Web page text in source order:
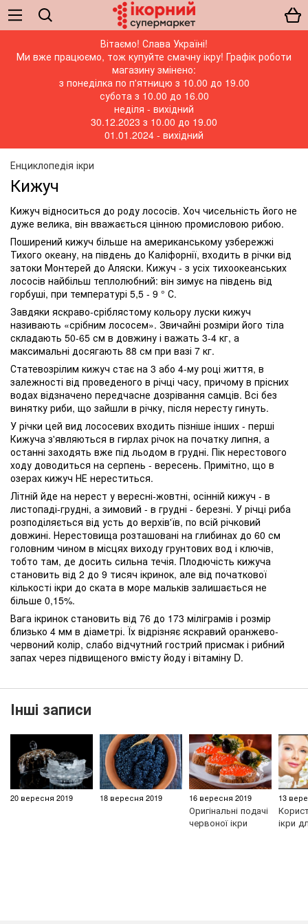
Вітаємо! Слава Україні!
Ми вже працюємо, тож купуйте смачну ікру! Графік роботи
магазину змінено:
з понеділка по п'ятницю з 10.00 до 19.00
субота з 10.00 до 16.00
неділя - вихідний
30.12.2023 з 10.00 до 19.00
01.01.2024 - вихідний
Енциклопедія ікри
Кижуч
Кижуч відноситься до роду лососів. Хоч чисельність його не
дуже велика, він вважається цінною промисловою рибою.
Поширений кижуч більше на американському узбережжі
Тихого океану, на південь до Каліфорнії, входить в річки від
затоки Монтерей до Аляски. Кижуч - з усіх тихоокеанських
лососів найбільш теплолюбний: він зимує на південь від
горбуші, при температурі 5,5 - 9 ° С.
Завдяки яскраво-сріблястому кольору луски кижуч
називають «срібним лососем». Звичайні розміри його тіла
складають 50-65 см в довжину і важать 3-4 кг, а
максимальні досягають 88 см при вазі 7 кг.
Статевозрілим кижуч стає на 3 або 4-му році життя, в
залежності від проведеного в річці часу, причому в прісних
водах відзначено передчасне дозрівання самців. Всі без
винятку риби, що зайшли в річку, після нересту гинуть.
У річки цей вид лососевих входить пізніше інших - перші
Кижуча з'являються в гирлах річок на початку липня, а
останні заходять вже під льодом в грудні. Пік нерестового
ходу доводиться на серпень - вересень. Примітно, що в
озерах кижуч НЕ нереститься.
Літній йде на нерест у вересні-жовтні, осінній кижуч - в
листопаді-грудні, а зимовий - в грудні - березні. У річці риба
розподіляється від усть до верхів'їв, по всій річковий
довжині. Нерестовища розташовані на глибинах до 60 см
головним чином в місцях виходу грунтових вод і ключів,
тобто там, де досить сильна течія. Плодючість кижуча
становить від 2 до 9 тисяч ікринок, але від початкової
кількості ікри до ската в море мальків залишається не
більше 0,15%.
Вага ікринок становить від 76 до 173 міліграмів і розмір
близько 4 мм в діаметрі. Їх відрізняє яскравий оранжево-
червоний колір, слабо відчутний гострий присмак і рибний
запах через підвищеного вмісту йоду і вітаміну D.
Інші записи
20 вересня 2019 18 вересня 2019 16 вересня 2019
Оригінальні подачі
червоної ікри
13
ікри